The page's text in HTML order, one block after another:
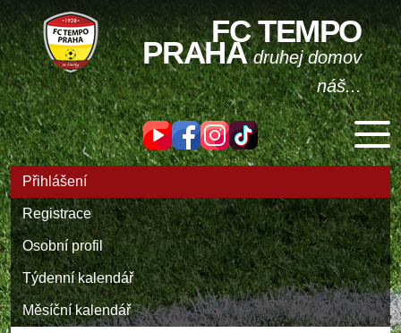
FC TEMPO
PRAHAdruhej domov
náš...
Přihlášení
Registrace
Osobní profil
Týdenní kalendář
Měsíční kalendář